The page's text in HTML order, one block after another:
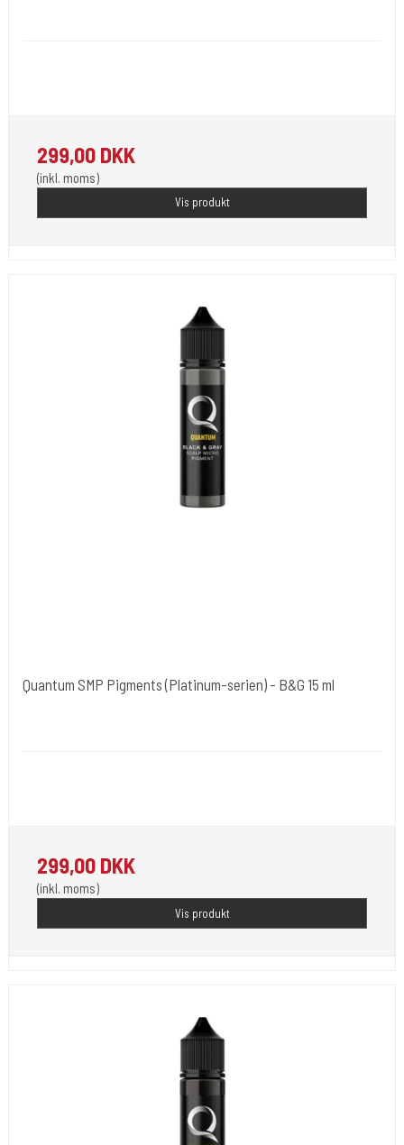
299,00 DKK
(inkl. moms)
Vis produkt
Quantum SMP Pigments (Platinum-serien) - B&G 15 ml
299,00 DKK
(inkl. moms)
Vis produkt